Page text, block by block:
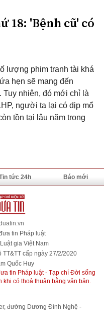
18: 'Bệnh cũ' có
lượng phim tranh tài khá
hẹn sẽ mang đến
Tuy nhiên, đó mới chỉ là
người ta lại có dịp mổ
tồn tại lâu năm trong
tức 24h Báo mới
tin Pháp luật
gia Việt Nam
TT&TT cấp ngày 27/2/2020
Quốc Huy
tin Pháp luật - Tạp chí Đời sống
có thoả thuận bằng văn bản.
đường Dương Đình Nghệ -